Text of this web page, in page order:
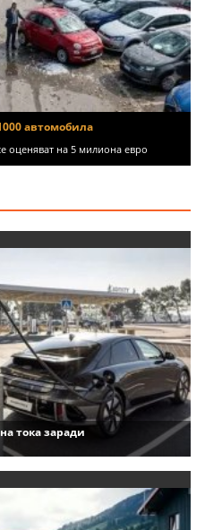
автомобила
оценяват на 5 милиона евро
тока заради